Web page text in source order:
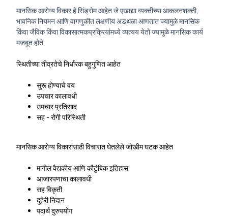
मानसिक आरोग्य विकार हे सिंड्रोम आहेत जे एखाद्या व्यक्तीच्या आकलनशक्ती,
भावनिक नियमन आणि वागणुकीत लक्षणीय अडथळा आणतात ज्यामुळे मानसिक
किंवा जैविक किंवा विकासात्मकप्रक्रियांमध्ये व्यत्यय येतो ज्यामुळे मानसिक कार्य
मजबूत होते.
स्थितीच्या तीव्रतेचे निर्धारक बहुगुणित आहेत
सुरू होण्याचे वय
उपचार कालावधी
उपचार प्रतिसाद
सह - रोगी परिस्थिती
मानसिक आरोग्य विकारांसाठी विचारात घेतलेले जोखीम घटक आहेत
मागील वैद्यकीय आणि कौटुंबिक इतिहास
आजारपणाचा कालावधी
सह विकृती
दुहेरी निदान
पदार्थ दुरुपयोग